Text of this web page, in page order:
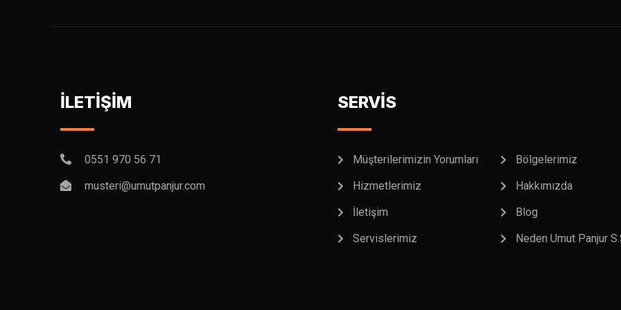
İLETİŞİM
0551 970 56 71
musteri@umutpanjur.com
SERVİS
Müşterilerimizin Yorumları
Bölgelerimiz
Hizmetlerimiz
Hakkımızda
İletişim
Blog
Servislerimiz
Neden Umut Panjur